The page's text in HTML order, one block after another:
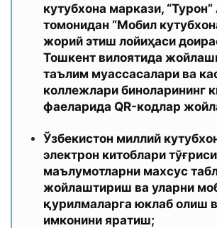
кутубхона маркази,
томонидан “Мобил
жорий этиш лойиҳаси
Тошкент вилоятида
таълим муассасалари ва
коллежлари биноларининг
фаеларида QR-кодлар
Ўзбекистон миллий
электрон китоблари
маълумотларни махсус
жойлаштириш ва уларни
қурилмаларга юклаб олиш
имконини яратиш;